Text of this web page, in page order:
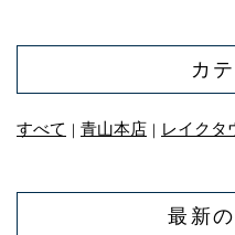
カ
すべて ｜ 青山本店 ｜ レイクタ
最新